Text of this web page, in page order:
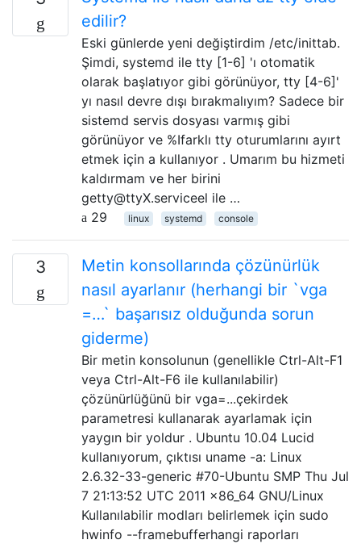
edilir?
Eski günlerde yeni değiştirdim /etc/inittab.
Şimdi, systemd ile tty [1-6] 'ı otomatik
olarak başlatıyor gibi görünüyor, tty [4-6]'
yı nasıl devre dışı bırakmalıyım? Sadece bir
sistemd servis dosyası varmış gibi
görünüyor ve %Ifarklı tty oturumlarını ayırt
etmek için a kullanıyor . Umarım bu hizmeti
kaldırmam ve her birini
getty@ttyX.serviceel ile …
29
linux systemd console
3
Metin konsollarında çözünürlük
nasıl ayarlanır (herhangi bir `vga
=…` başarısız olduğunda sorun
giderme)
Bir metin konsolunun (genellikle Ctrl-Alt-F1
veya Ctrl-Alt-F6 ile kullanılabilir)
çözünürlüğünü bir vga=...çekirdek
parametresi kullanarak ayarlamak için
yaygın bir yoldur . Ubuntu 10.04 Lucid
kullanıyorum, çıktısı uname -a: Linux
2.6.32-33-generic #70-Ubuntu SMP Thu Jul
7 21:13:52 UTC 2011 x86_64 GNU/Linux
Kullanılabilir modları belirlemek için sudo
hwinfo --framebufferhangi raporları